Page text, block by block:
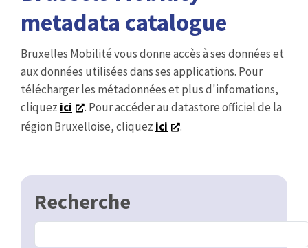
metadata catalogue
Bruxelles Mobilité vous donne accès à ses données et
aux données utilisées dans ses applications. Pour
télécharger les métadonnées et plus d'infomations,
cliquez ici
. Pour accéder au datastore officiel de la
région Bruxelloise, cliquez ici .
Recherche